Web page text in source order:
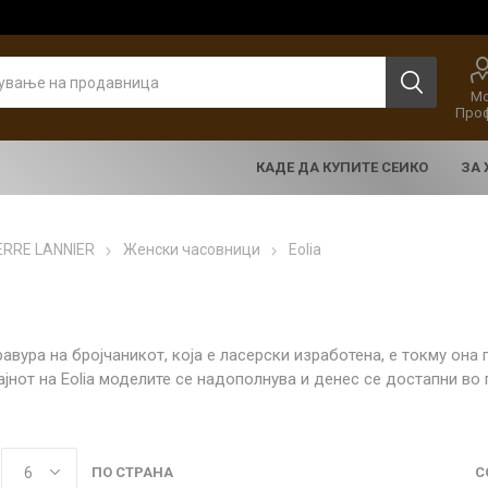
Женски
КАДЕ ДА КУПИТЕ СЕИКО ЗА
LANNIER Женски часовници Eolia
на бројчаникот, која е ласерски изработена, е токму
на Eolia моделите се надополнува и денес се достапни
ПО СТРАНА